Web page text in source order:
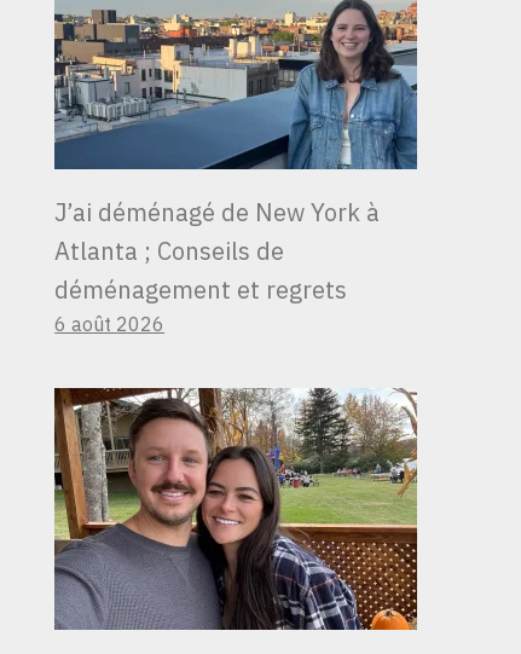
J’ai déménagé de New York à
Atlanta ; Conseils de
déménagement et regrets
6 août 2026